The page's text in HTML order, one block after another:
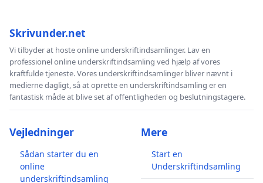
Skrivunder.net
Vi tilbyder at hoste online underskriftindsamlinger. Lav en
professionel online underskriftindsamling ved hjælp af vores
kraftfulde tjeneste. Vores underskriftindsamlinger bliver nævnt i
medierne dagligt, så at oprette en underskriftindsamling er en
fantastisk måde at blive set af offentligheden og beslutningstagere.
Vejledninger
Sådan starter du en
online
underskriftindsamling
Mere
Start en
Underskriftindsamling